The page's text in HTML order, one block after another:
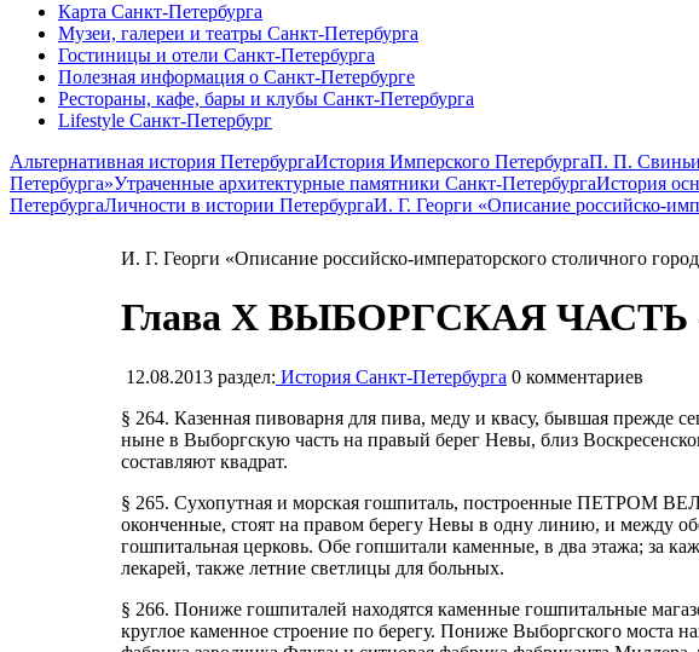
Карта Санкт-Петербурга
Музеи, галереи и театры Санкт-Петербурга
Гостиницы и отели Санкт-Петербурга
Полезная информация о Санкт-Петербурге
Рестораны, кафе, бары и клубы Санкт-Петербурга
Lifestyle Санкт-Петербург
Альтернативная история ПетербургаИстория Имперского ПетербургаП. П.
Петербурга»Утраченные архитектурные памятники Санкт-ПетербургаИстория
ПетербургаЛичности в истории ПетербургаИ. Г. Георги «Описание российско-
И. Г. Георги «Описание российско-императорского столичного
Глава X ВЫБОРГСКАЯ ЧАСТЬ -
12.08.2013 раздел: История Санкт-Петербурга 0 комментариев
§ 264. Казенная пивоварня для пива, меду и квасу, бывшая прежде
ныне в Выборгскую часть на правый берег Невы, близ
составляют квадрат.
§ 265. Сухопутная и морская гошпиталь, построенные ПЕТРОМ
оконченные, стоят на правом берегу Невы в одну линию, и между
гошпитальная церковь. Обе гопшитали каменные, в два этажа; за
лекарей, также летние светлицы для больных.
§ 266. Пониже гошпиталей находятся каменные гошпитальные
круглое каменное строение по берегу. Пониже Выборгского моста